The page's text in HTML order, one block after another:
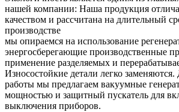
нашей компании: Наша продукция
качеством и рассчитана на длительный
производстве
мы опираемся на использование
энергосберегающие производственные
применение разделяемых и
Износостойкие детали легко
работы мы предлагаем вакуумные
мощностью и защитный пускатель для
выключения приборов.